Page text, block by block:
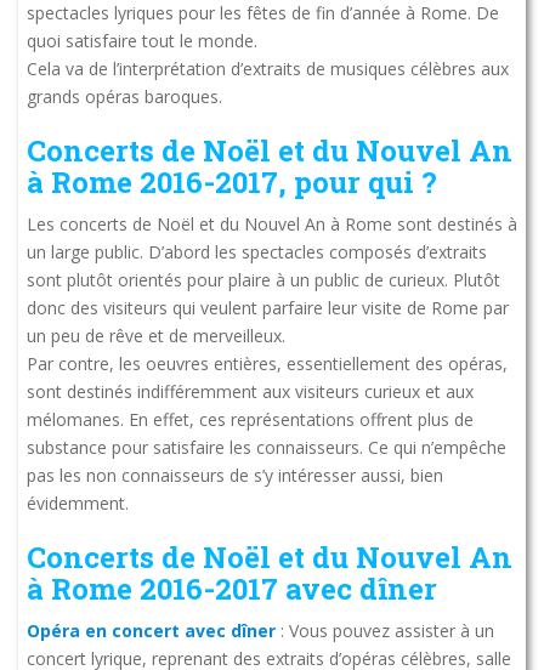
spectacles lyriques pour les fêtes de fin d’année à Rome. De
quoi satisfaire tout le monde.
Cela va de l’interprétation d’extraits de musiques célèbres aux
grands opéras baroques.
Concerts de Noël et du Nouvel An
à Rome 2016-2017, pour qui ?
Les concerts de Noël et du Nouvel An à Rome sont destinés à
un large public. D’abord les spectacles composés d’extraits
sont plutôt orientés pour plaire à un public de curieux. Plutôt
donc des visiteurs qui veulent parfaire leur visite de Rome par
un peu de rêve et de merveilleux.
Par contre, les oeuvres entières, essentiellement des opéras,
sont destinés indifféremment aux visiteurs curieux et aux
mélomanes. En effet, ces représentations offrent plus de
substance pour satisfaire les connaisseurs. Ce qui n’empêche
pas les non connaisseurs de s’y intéresser aussi, bien
évidemment.
Concerts de Noël et du Nouvel An
à Rome 2016-2017 avec dîner
Opéra en concert avec dîner : Vous pouvez assister à un
concert lyrique, reprenant des extraits d’opéras célèbres, salle